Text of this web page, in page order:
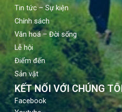
Tin tức – Sự kiện
Chính sách
Văn hoá – Đời sống
Lễ hội
Điểm đến
Sản vật
KẾT NỐI VỚI CHÚNG TÔI
Facebook